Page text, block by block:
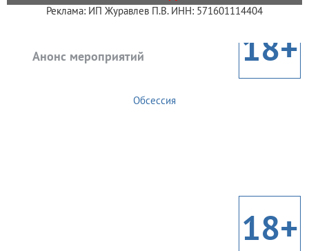
Реклама: ИП Журавлев П.В. ИНН: 571601114404
Анонс мероприятий 18+
Обсессия
18+